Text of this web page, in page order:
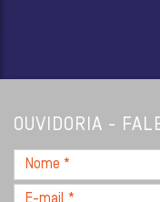
OUVIDORIA -
Nome
*
E-